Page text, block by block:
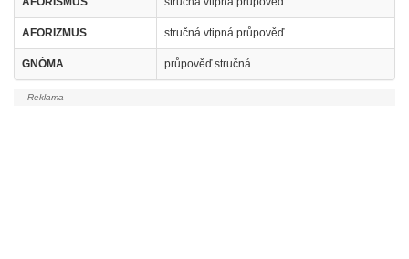
AFORIZMUS stručná vtipná průpověď
GNÓMA průpověď stručná